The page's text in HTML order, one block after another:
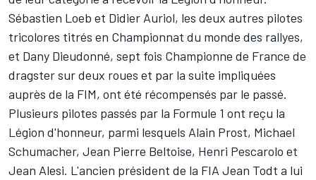
Sébastien Loeb et Didier Auriol, les deux autres pilotes
tricolores titrés en Championnat du monde des rallyes,
et Dany Dieudonné, sept fois Championne de France de
dragster sur deux roues et par la suite impliquées
auprès de la FIM, ont été récompensés par le passé.
Plusieurs pilotes passés par la Formule 1 ont reçu la
Légion d'honneur, parmi lesquels Alain Prost, Michael
Schumacher, Jean Pierre Beltoise, Henri Pescarolo et
Jean Alesi. L'ancien président de la FIA Jean Todt a lui